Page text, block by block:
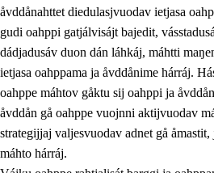
2.1 Sosiála oahppam ja
2.2 Máhtudahka fágáj hárráj
2.3 Vuodulasj tjehpudagá
Oahppat oahppat
Doaresfágalasj tiemá
åvddånahttet diedulasjvuodav ietjasa
gudi oahppi gatjálvisájt bajedit,
dádjadusáv duon dán láhkáj, máhtti
ietjasa oahppama ja åvddånime hárráj.
oahppe máhtov gåktu sij oahppi ja
åvddån gå oahppe vuojnni aktijvuodav
strategijjaj valjesvuodav adnet gå
máhto hárráj.